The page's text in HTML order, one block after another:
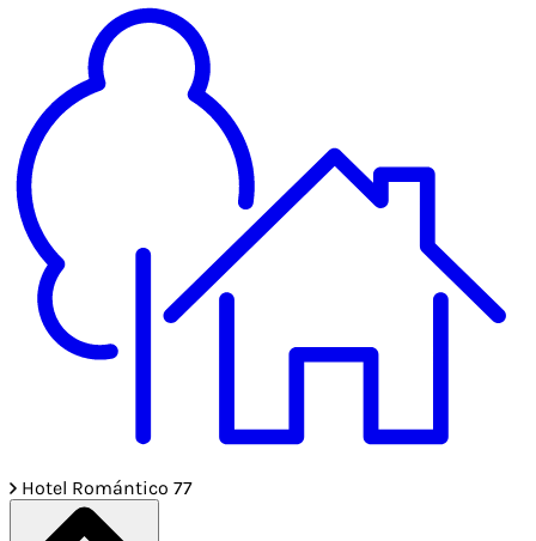
Hotel Romántico 77